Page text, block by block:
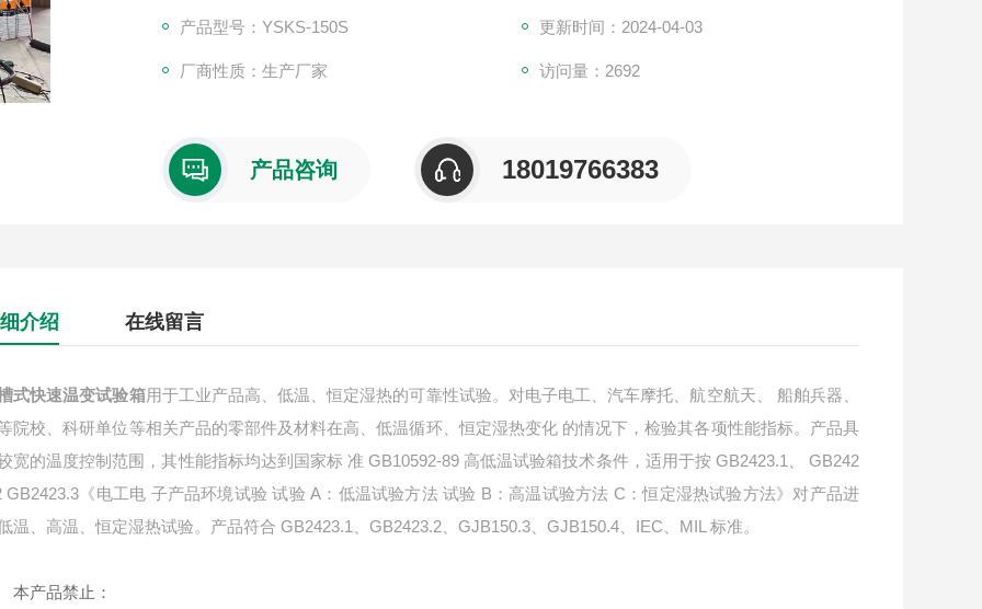
产品型号：YSKS-150S 更新时间：2024-04-03
厂商性质：生产厂家 访问量：2692
产品咨询 18019766383
介绍 在线留言
式快速温变试验箱用于工业产品高、低温、恒定湿热的可靠性试验。对电子电工、汽车摩托、航空航天、 船舶兵器、
院校、科研单位等相关产品的零部件及材料在高、低温循环、恒定湿热变化 的情况下，检验其各项性能指标。产品具
宽的温度控制范围，其性能指标均达到国家标 准 GB10592-89 高低温试验箱技术条件，适用于按 GB2423.1、 GB242
GB2423.3《电工电 子产品环境试验 试验 A：低温试验方法 试验 B：高温试验方法 C：恒定湿热试验方法》对产品进
温、高温、恒定湿热试验。产品符合 GB2423.1、GB2423.2、GJB150.3、GJB150.4、IEC、MIL 标准。
产品禁止：